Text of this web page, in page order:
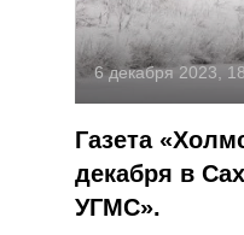
6 декабря 2023,
Газета
декабря в
УГМС».